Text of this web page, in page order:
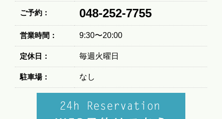
ご予約： 048-252-7755
営業時間： 9:30〜20:00
定休日： 毎週火曜日
駐車場： なし